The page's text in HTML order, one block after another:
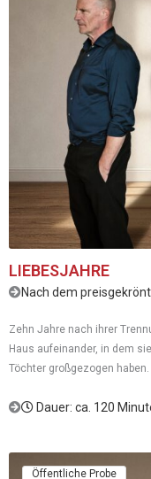
LIEBESJAHRE
Nach dem
Zehn Jahre nach ihrer
Haus aufeinander, in dem
Töchter großgezogen
Dauer: ca. 120
Öffentliche Probe